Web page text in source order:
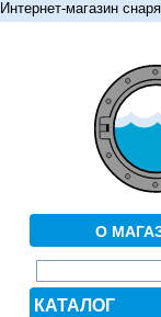
Интернет-магазин
О
КАТАЛОГ